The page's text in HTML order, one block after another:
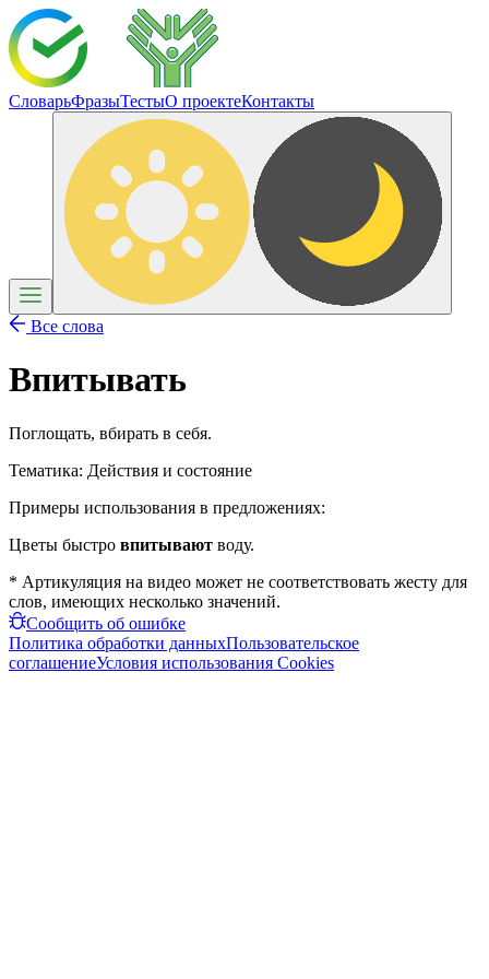
СловарьФразыТестыО проектеКонтакты
Все слова
Впитывать
Поглощать, вбирать в себя.
Тематика: Действия и состояние
Примеры использования в предложениях:
Цветы быстро впитывают воду.
* Артикуляция на видео может не соответствовать жесту для
слов, имеющих несколько значений.
Сообщить об ошибке
Политика обработки данныхПользовательское
соглашениеУсловия использования Cookies